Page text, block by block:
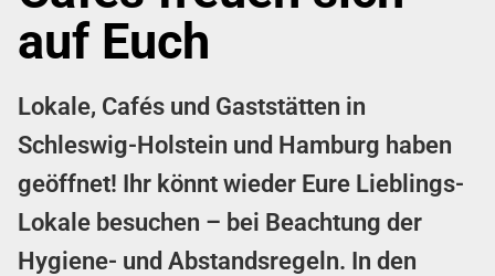
auf Euch
Lokale, Cafés und Gaststätten in
Schleswig-Holstein und Hamburg haben
geöffnet! Ihr könnt wieder Eure Lieblings-
Lokale besuchen – bei Beachtung der
Hygiene- und Abstandsregeln. In den